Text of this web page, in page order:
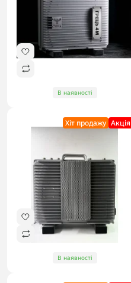
В наявності
Хіт продажу Акцiя
В наявності